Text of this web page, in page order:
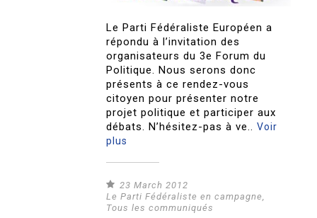
Le Parti Fédéraliste Européen a
répondu à l’invitation des
organisateurs du 3e Forum du
Politique. Nous serons donc
présents à ce rendez-vous
citoyen pour présenter notre
projet politique et participer aux
débats. N’hésitez-pas à ve..Voir
plus
23 March 2012
Le Parti Fédéraliste en campagne
Tous les communiqués